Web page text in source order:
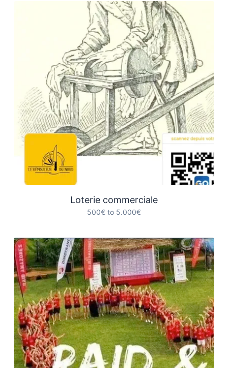
Loterie commerciale
500€ to 5.000€